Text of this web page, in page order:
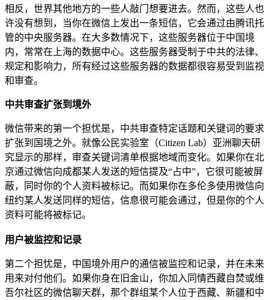
相反，世界其他地方的一些人敲门想要进去。然而，这些人也
许没有想到，当你在微信上发出一条短信，它会通过由腾讯托
管的中央服务器。在大多数情况下，这些服务器位于中国境
内，常常在上海的数据中心。这些服务器受制于中共的法律、
规定和影响力，所有经过这些服务器的数据都很容易受到监视
和审查。
中共审查扩张到境外
微信带来的第一个担忧是，中共审查特定话题和关键词的要求
扩张到国境之外。就像公民实验室（Citizen Lab）亚洲聊天研
究显示的那样，审查关键词清单根据地域而变化。如果你在北
京通过微信向成都某人发送的短信提及“占中”，它很可能被屏
蔽，同时你的个人资料被标记。而如果你在多伦多使用微信向
纽约某人发送同样的短信，信息很可能会通过，但是你的个人
资料可能将被标记。
用户被监控和记录
第二个担忧是，中国境外用户的通信被监控和记录，并在未来
用来对付他们。如果你身在旧金山，你加入同情西藏自焚或维
吾尔社区的微信聊天群，那个群组某个人位于西藏、新疆和中